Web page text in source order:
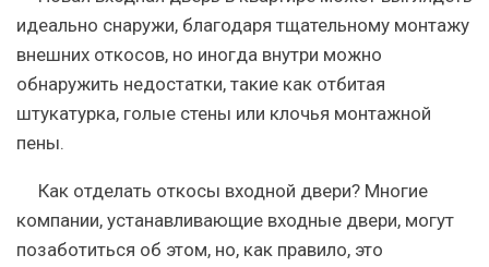
идеально снаружи, благодаря тщательному монтажу
внешних откосов, но иногда внутри можно
обнаружить недостатки, такие как отбитая
штукатурка, голые стены или клочья монтажной
пены.
Как отделать откосы входной двери? Многие
компании, устанавливающие входные двери, могут
позаботиться об этом, но, как правило, это